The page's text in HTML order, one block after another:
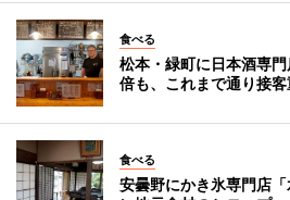
食べる
松本・緑町に日本酒専
倍も、これまで通り接
食べる
安曇野にかき氷専門店